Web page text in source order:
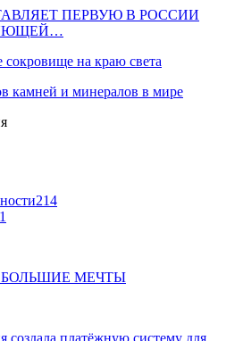
ПЕРВУЮ В РОССИИ
на краю света
камней и минералов в мире
214
МЕЧТЫ
создала платёжную систему для…